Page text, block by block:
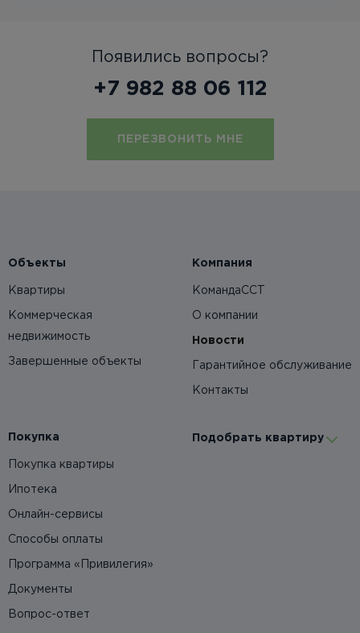
Появились вопросы?
+7 982 88 06 112
ПЕРЕЗВОНИТЬ МНЕ
Объекты
Квартиры
Коммерческая
недвижимость
Завершенные объекты
Компания
КомандаССТ
О компании
Новости
Гарантийное обслуживание
Контакты
Покупка
Покупка квартиры
Ипотека
Онлайн-сервисы
Способы оплаты
Программа «Привилегия»
Документы
Вопрос-ответ
Подобрать квартиру